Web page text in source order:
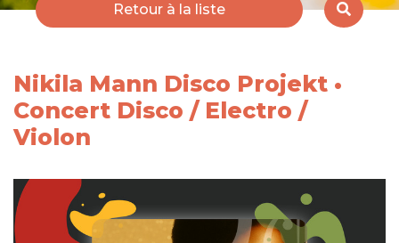
Retour à la liste
Nikila Mann Disco Projekt •
Concert Disco / Electro /
Violon